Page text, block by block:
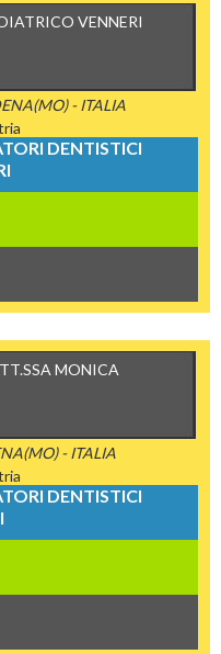
VENNERI
- ITALIA
DENTISTICI
MONICA
- ITALIA
DENTISTICI